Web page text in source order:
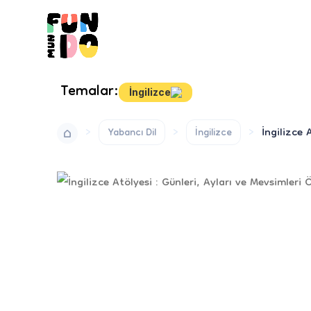
Temalar: İngilizce
Yabancı Dil İngilizce İngilizce